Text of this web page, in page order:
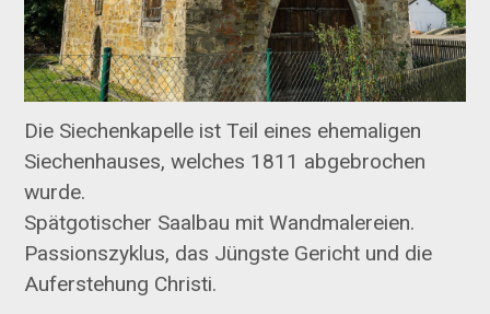
Die Siechenkapelle ist Teil eines ehemaligen
Siechenhauses, welches 1811 abgebrochen
wurde.
Spätgotischer Saalbau mit Wandmalereien.
Passionszyklus, das Jüngste Gericht und die
Auferstehung Christi.